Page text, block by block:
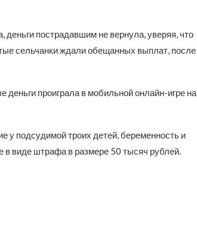
пострадавшим не вернула, уверяя, что
сельчанки ждали обещанных выплат, после
проиграла в мобильной онлайн-игре на
у подсудимой троих детей, беременность и
виде штрафа в размере 50 тысяч рублей.